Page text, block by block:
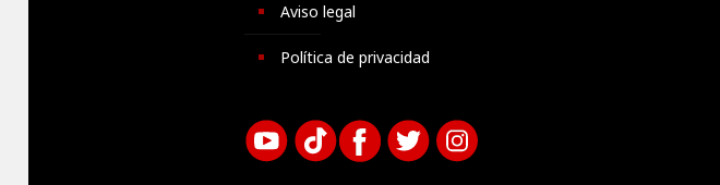
Aviso legal
Política de privacidad